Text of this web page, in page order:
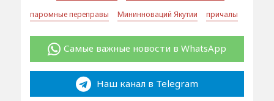
паромные переправы
Мининноваций Якутии причалы
Самые важные новости в WhatsApp
Наш канал в Telegram